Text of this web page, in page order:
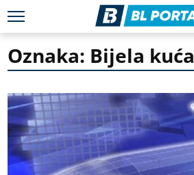
Oznaka: Bijela kuća